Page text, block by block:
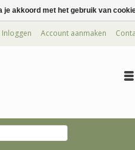
Inloggen Account aanmaken
je akkoord met het gebruik van